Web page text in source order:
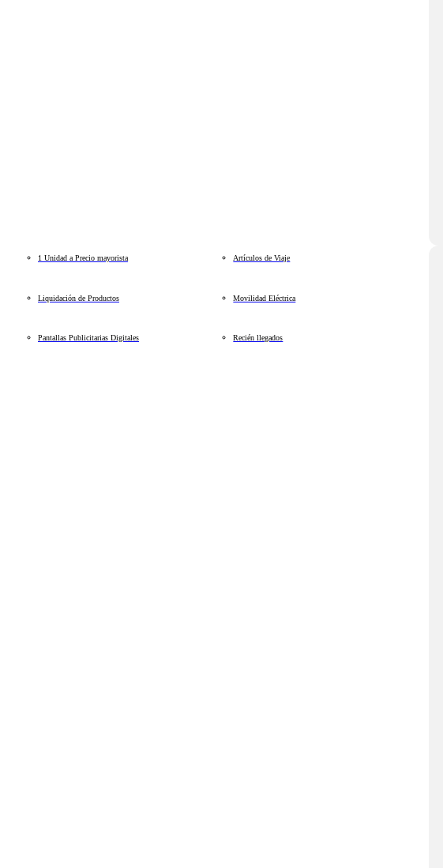
1 Unidad a Precio mayorista Artículos de Viaje
Liquidación de Productos Movilidad Eléctrica
Pantallas Publicitarias Digitales Recién llegados